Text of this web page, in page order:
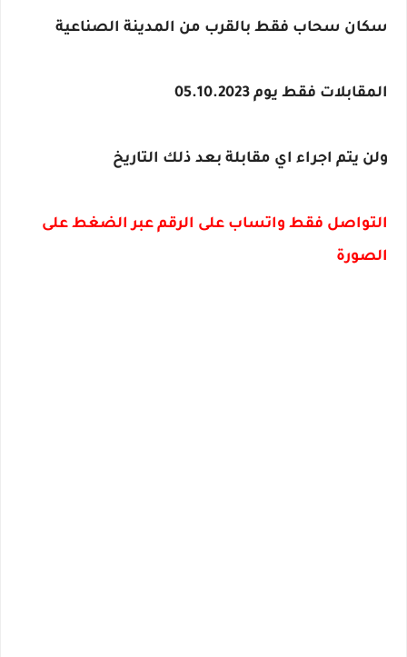
سكان سحاب فقط بالقرب من المدينة الصناعية
المقابلات فقط يوم 05.10.2023
ولن يتم اجراء اي مقابلة بعد ذلك التاريخ
الصورة